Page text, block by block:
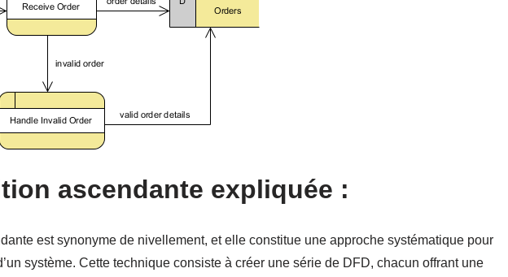
ascendante expliquée :
est synonyme de nivellement, et elle constitue une approche systématique pour
système. Cette technique consiste à créer une série de DFD, chacun offrant une